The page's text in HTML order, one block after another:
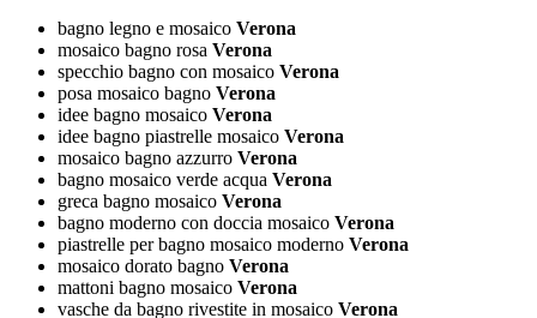
bagno legno e mosaico Verona
mosaico bagno rosa Verona
specchio bagno con mosaico Verona
posa mosaico bagno Verona
idee bagno mosaico Verona
idee bagno piastrelle mosaico Verona
mosaico bagno azzurro Verona
bagno mosaico verde acqua Verona
greca bagno mosaico Verona
bagno moderno con doccia mosaico Verona
piastrelle per bagno mosaico moderno Verona
mosaico dorato bagno Verona
mattoni bagno mosaico Verona
vasche da bagno rivestite in mosaico Verona